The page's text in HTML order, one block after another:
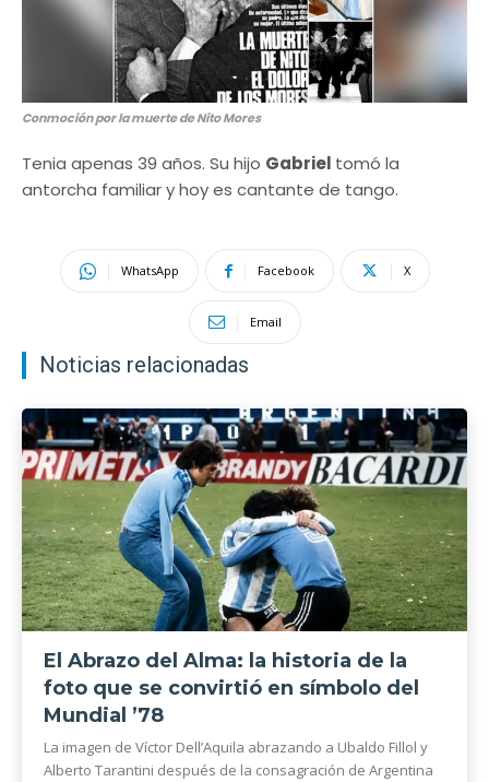
Conmoción por la muerte de Nito Mores
Tenia apenas 39 años. Su hijo Gabriel tomó la
antorcha familiar y hoy es cantante de tango.
WhatsApp Facebook X
Email
Noticias relacionadas
El Abrazo del Alma: la historia de la
foto que se convirtió en símbolo del
Mundial ’78
La imagen de Víctor Dell’Aquila abrazando a Ubaldo Fillol y
Alberto Tarantini después de la consagración de Argentina